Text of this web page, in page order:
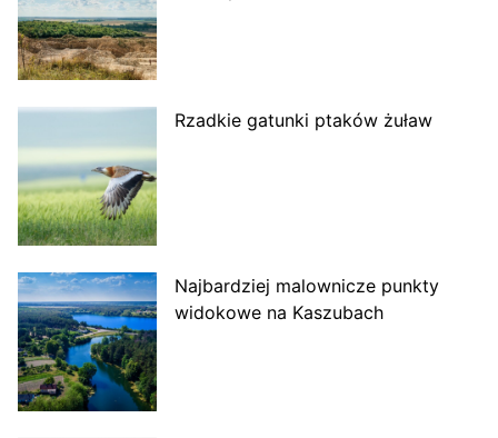
Rzadkie gatunki ptaków żuław
Najbardziej malownicze punkty
widokowe na Kaszubach